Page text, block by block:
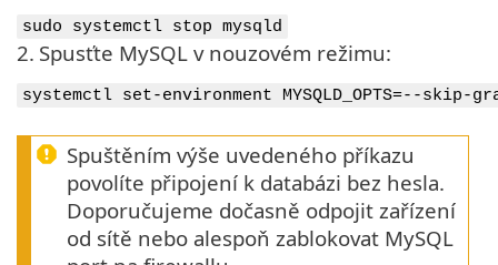
sudo systemctl stop mysqld
2. Spusťte MySQL v nouzovém režimu:
systemctl set-environment MYSQLD_OPTS=--skip-
Spuštěním výše uvedeného příkazu
povolíte připojení k databázi bez hesla.
Doporučujeme dočasně odpojit zařízení
od sítě nebo alespoň zablokovat MySQL